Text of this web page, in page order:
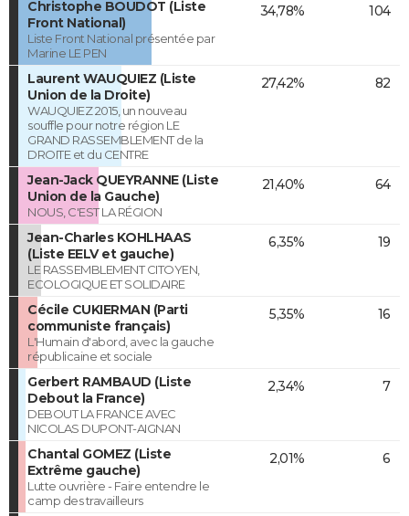
Christophe BOUDOT (Liste
Front National)
Liste Front National présentée par
Marine LE PEN
34,78% 104
Laurent WAUQUIEZ (Liste
Union de la Droite)
WAUQUIEZ 2015, un nouveau
souffle pour notre région LE
GRAND RASSEMBLEMENT de la
DROITE et du CENTRE
27,42% 82
Jean-Jack QUEYRANNE (Liste
Union de la Gauche)
NOUS, C'EST LA RÉGION
21,40% 64
Jean-Charles KOHLHAAS
(Liste EELV et gauche)
LE RASSEMBLEMENT CITOYEN,
ECOLOGIQUE ET SOLIDAIRE
6,35% 19
Cécile CUKIERMAN (Parti
communiste français)
L'Humain d'abord, avec la gauche
républicaine et sociale
5,35% 16
Gerbert RAMBAUD (Liste
Debout la France)
DEBOUT LA FRANCE AVEC
NICOLAS DUPONT-AIGNAN
2,34% 7
Chantal GOMEZ (Liste
Extrême gauche)
Lutte ouvrière - Faire entendre le
camp des travailleurs
2,01% 6